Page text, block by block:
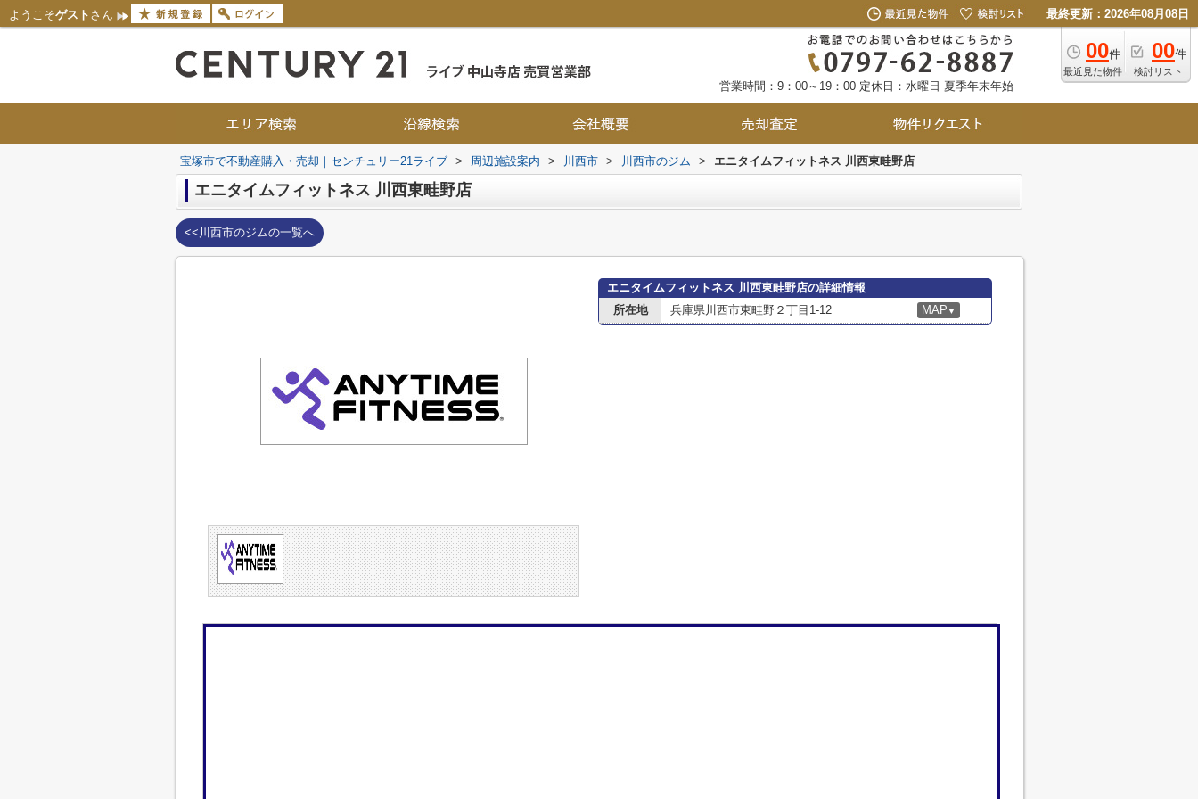
ようこそゲスト さん 最終更新：2026年08月08日
00件
最近見た物件
00件
検討リスト
営業時間：9：00～19：00 定休日：水曜日 夏季年末年始
宝塚市で不動産購入・売却｜センチュリー21ライブ > 周辺施設案内 > 川西市 > 川西市のジム > エニタイムフィットネス 川西東畦野店
エニタイムフィットネス 川西東畦野店
<<川西市のジムの一覧へ
エニタイムフィットネス 川西東畦野店の詳細情報
所在地
兵庫県川西市東畦野２丁目1-12 MAP ▼